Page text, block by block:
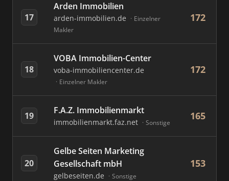
17
Arden Immobilien
arden-immobilien.de
Einzelner
Makler
172
18
VOBA Immobilien-Center
voba-immobiliencenter.de
Einzelner Makler
172
19 F.A.Z. Immobilienmarkt
immobilienmarkt.faz.net Sonstige
165
20
Gelbe Seiten Marketing
Gesellschaft mbH
gelbeseiten.de Sonstige
153